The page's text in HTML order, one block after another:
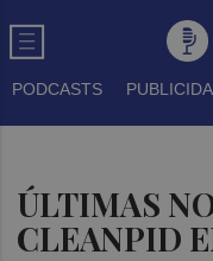
PODCASTS
ÚLTIMAS
CLEANPID